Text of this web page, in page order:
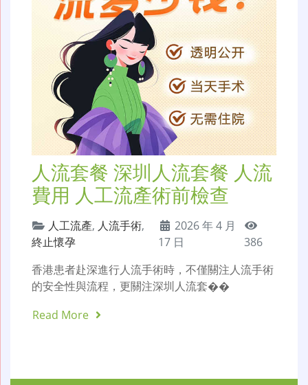
人流套餐 深圳人流套餐 人流
費用 人工流產術前檢查
人工流產, 人流手術,
終止懷孕
2026 年 4 月
17 日
386
香港患者赴深進行人流手術時，不僅關注人流手術
的安全性與流程，更關注深圳人流套��
Read More